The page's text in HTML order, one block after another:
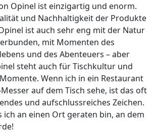
Opinel ist einzigartig und enorm.
und Nachhaltigkeit der Produkte
ist auch sehr eng mit der Natur
mit Momenten des
und des Abenteuers – aber
steht auch für Tischkultur und
Wenn ich in ein Restaurant
auf dem Tisch sehe, ist das oft
und aufschlussreiches Zeichen.
ich an einen Ort geraten bin, an dem